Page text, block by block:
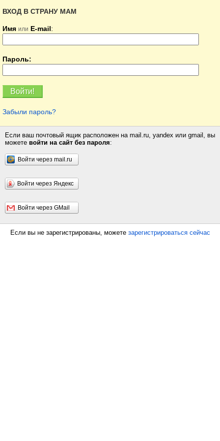
ВХОД В СТРАНУ МАМ
Имя или E-mail:
Пароль:
Забыли пароль?
Если ваш почтовый ящик расположен на mail.ru, yandex или gmail, вы
можете войти на сайт без пароля:
Войти через mail.ru
Войти через Яндекс
Войти через GMail
Если вы не зарегистрированы, можете зарегистрироваться сейчас